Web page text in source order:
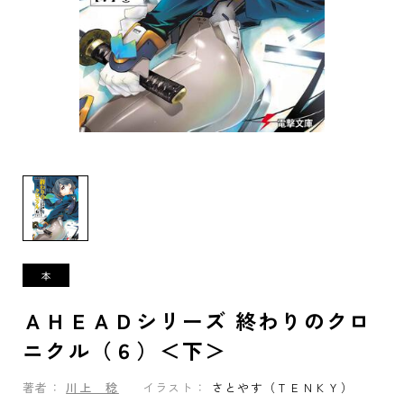
ＡＨＥＡＤシリーズ 終わりのクロ
ニクル（６）＜下＞
著者： 川上 稔 イラスト： さとやす（ＴＥＮＫＹ）